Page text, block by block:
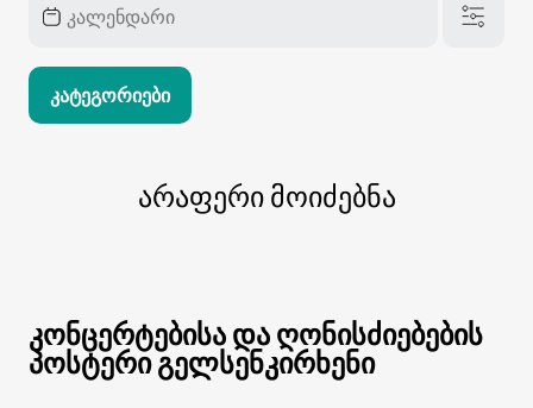
Კატეგორიები
არაფერი მოიძებნა
კონცერტებისა და ღონისძიებების
პოსტერი გელსენკირხენი